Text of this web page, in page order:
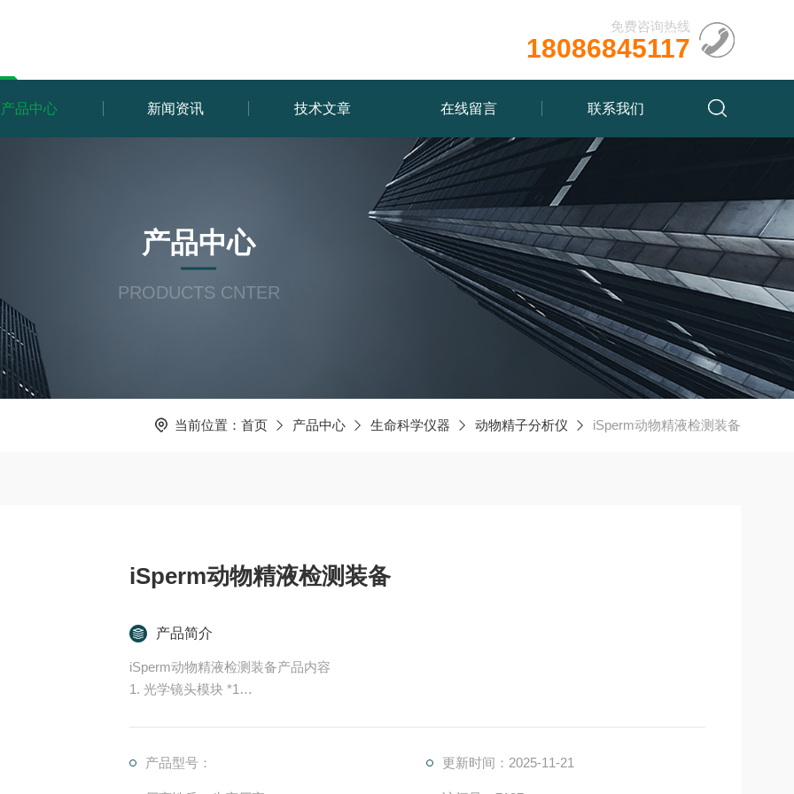
免费咨询热线
18086845117
产品中心 新闻资讯 技术文章 在线留言 联系我们
产品中心
PRODUCTS CNTER
当前位置： 首页 产品中心 生命科学仪器 动物精子分析仪 iSperm动物精液检测装备
iSperm动物精液检测装备
产品简介
iSperm动物精液检测装备产品内容
1. 光学镜头模块 *1
4. 塑料量杯 *3
产品型号： 更新时间：2025-11-21